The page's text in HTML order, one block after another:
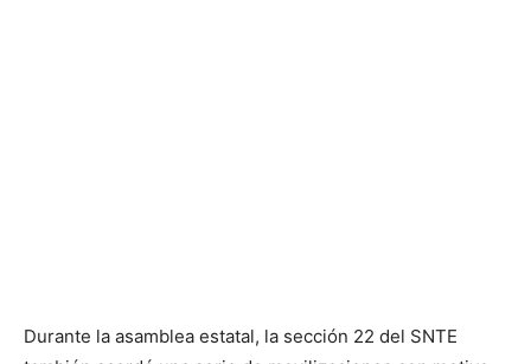
Durante la asamblea estatal, la sección 22 del SNTE